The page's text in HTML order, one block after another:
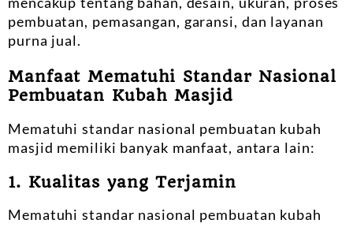
pembuatan, pemasangan, garansi, dan layanan
purna jual.
Manfaat Mematuhi Standar Nasional
Pembuatan Kubah Masjid
Mematuhi standar nasional pembuatan kubah
masjid memiliki banyak manfaat, antara lain:
1. Kualitas yang Terjamin
Mematuhi standar nasional pembuatan kubah